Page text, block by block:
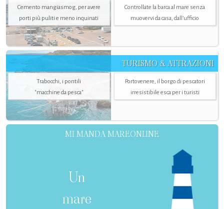
Cemento mangiasmog, per avere
porti più puliti e meno inquinati
Controllate la barca al mare senza
muovervi da casa, dall’ufficio
TURISMO & ATTRAZIONI
Trabocchi, i pontili
"macchine da pesca"
Portovenere, il borgo di pescatori
irresistibile esca per i turisti
MI MANDA MAREONLINE
Un
mare